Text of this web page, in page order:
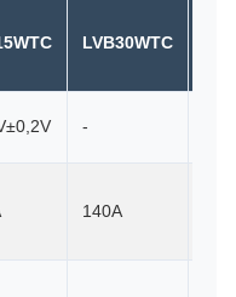
LVB30WTC
-
140A